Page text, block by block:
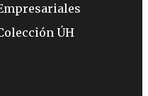
ÚH